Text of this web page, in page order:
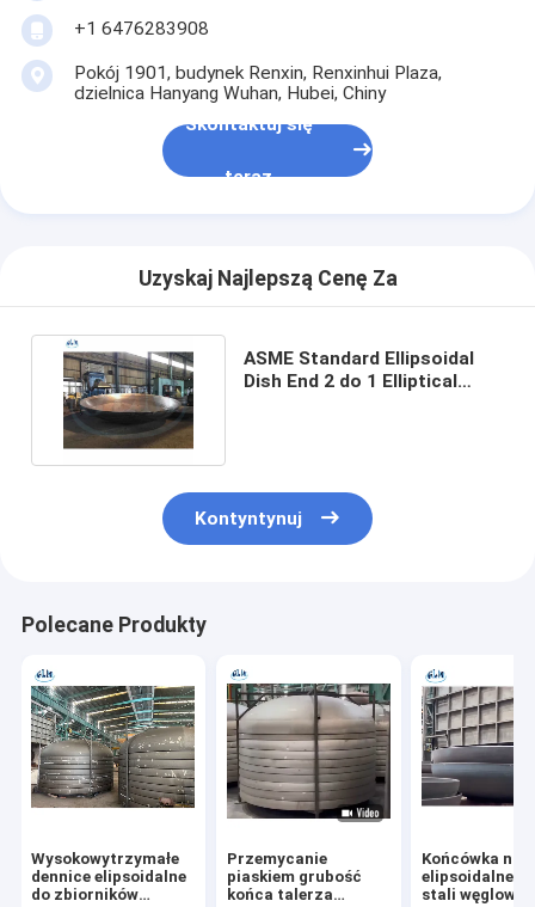
+1 6476283908
Pokój 1901, budynek Renxin, Renxinhui Plaza,
dzielnica Hanyang Wuhan, Hubei, Chiny
Skontaktuj się
teraz
Uzyskaj Najlepszą Cenę Za
ASME Standard Ellipsoidal
Dish End 2 do 1 Elliptical
Kontyntynuj
Polecane Produkty
Wysokowytrzymałe
dennice elipsoidalne
do zbiorników
Przemycanie
piaskiem grubość
końca talerza
Końcówka
elipsoidalnego
stali węglowej